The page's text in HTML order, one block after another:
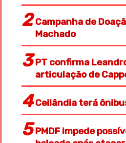
Campanha de
Machado
PT confirma
articulação de
Ceilândia terá
PMDF impede